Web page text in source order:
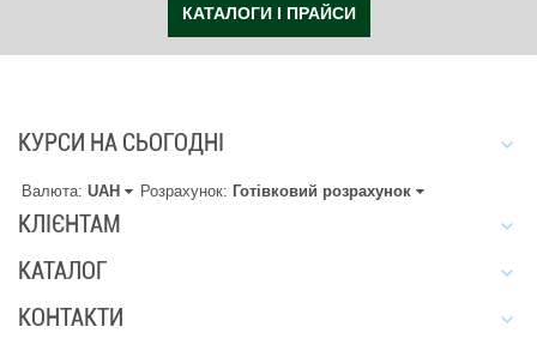
КАТАЛОГИ І ПРАЙСИ
КУРСИ НА СЬОГОДНІ
Валюта: UAH Розрахунок: Готівковий розрахунок
КЛІЄНТАМ
КАТАЛОГ
КОНТАКТИ